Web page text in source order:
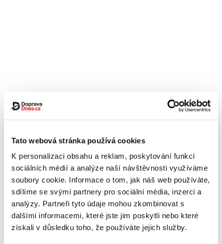
Tato webová stránka používá cookies
K personalizaci obsahu a reklam, poskytování funkcí
sociálních médií a analýze naší návštěvnosti využíváme
soubory cookie. Informace o tom, jak náš web používáte,
sdílíme se svými partnery pro sociální média, inzerci a
analýzy. Partneři tyto údaje mohou zkombinovat s
dalšími informacemi, které jste jim poskytli nebo které
získali v důsledku toho, že používáte jejich služby.